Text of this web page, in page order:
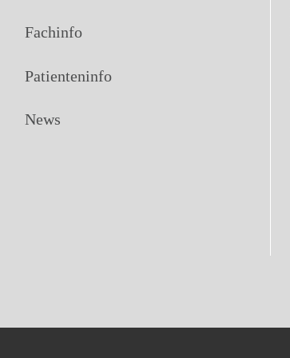
Fachinfo
Patienteninfo
News